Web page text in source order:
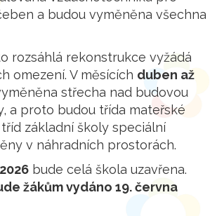
a budou vyměněna všechna
rozsáhlá rekonstrukce vyžádá
omezení. V měsících duben až
střecha nad budovou
a proto budou třída mateřské
základní školy speciální
v náhradních prostorách.
bude celá škola uzavřena.
žákům vydáno 19. června